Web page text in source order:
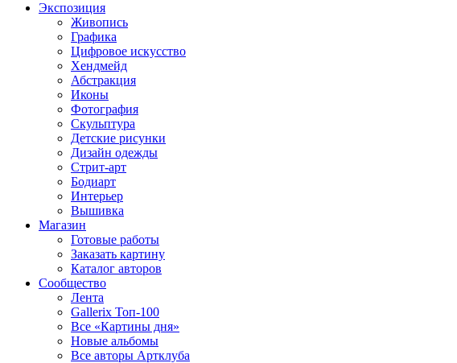
Экспозиция
Живопись
Графика
Цифровое искусство
Хендмейд
Абстракция
Иконы
Фотография
Скульптура
Детские рисунки
Дизайн одежды
Стрит-арт
Бодиарт
Интерьер
Вышивка
Магазин
Готовые работы
Заказать картину
Каталог авторов
Сообщество
Лента
Gallerix Топ-100
Все «Картины дня»
Новые альбомы
Все авторы Артклуба